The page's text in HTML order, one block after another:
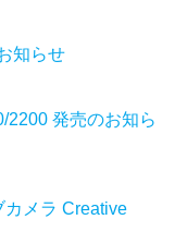
知らせ
2200 発売のお知ら
メラ Creative